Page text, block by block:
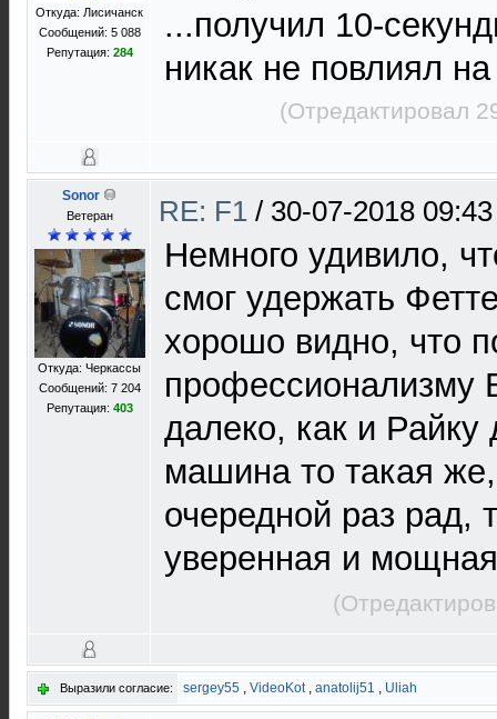
Откуда: Лисичанск
Сообщений: 5 088
Репутация: 284
...получил 10-
никак не повлиял
(Отредактировал
Sonor
Ветеран
Откуда: Черкассы
Сообщений: 7 204
Репутация: 403
RE: F1 / 30-07-2018 09:43
Немного удивило,
смог удержать
хорошо видно, что
профессионализму
далеко, как и Райку
машина то такая
очередной раз рад,
уверенная и
Выразили согласие: sergey55 , VideoKot, anatolij51 , Uliah